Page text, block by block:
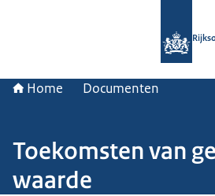
Home Documenten
Toekomsten van
waarde